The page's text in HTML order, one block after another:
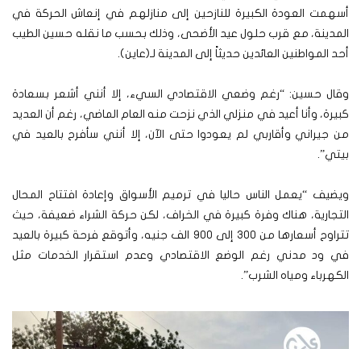
أسهمت العودة الكبيرة للنازحين إلى منازلهم في إنعاش الحركة في
المدينة، مع قرب حلول عيد الأضحى، وذلك بحسب ما نقله حسين الطيب
أحد المواطنين العائدين حديثاً إلى المدينة لـ(عاين).
وقال حسين: “رغم وضعي الاقتصادي السيء، إلا أنني أشعر بسعادة
كبيرة، وأنا أعيد في منزلي الذي نزحت منه العام الماضي، رغم أن العديد
من جيراني وأقاربي لم يعودوا حتى الآن، إلا أنني سأفرح بالعيد في
بيتي”.
ويضيف “يعمل الناس حاليا في ترميم الأسواق وإعادة افتتاح المحال
التجارية، هناك وفرة كبيرة في الخراف، لكن حركة الشراء ضعيفة، حيث
تتراوح أسعارها من 300 إلى 900 الف جنيه، وأتوقع فرحة كبيرة بالعيد
في ود مدني رغم الوضع الاقتصادي وعدم استقرار الخدمات مثل
الكهرباء ومياه الشرب”.